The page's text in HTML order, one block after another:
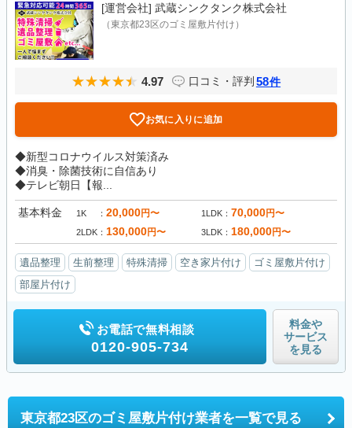
[運営会社] 武蔵シンクタンク株式会社
（東京都23区のゴミ屋敷片付け）
4.97 口コミ・評判 58件
お気に入りに追加
◆新型コロナウイルス対策済み
◆消臭・除菌技術に自信あり
◆テレビ朝日【報...
基本料金 1K 20,000円〜 1LDK 70,000円〜
2LDK 130,000円〜 3LDK 180,000円〜
遺品整理 生前整理 特殊清掃 空き家片付け
ゴミ屋敷片付け
部屋片付け
お電話で無料相談
0120-905-734
料金や
サービス
を見る
東京都23区のゴミ屋敷片付け業者を一覧で見る